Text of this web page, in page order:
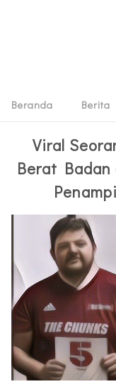
Beranda Berita
Viral
Berat Badan